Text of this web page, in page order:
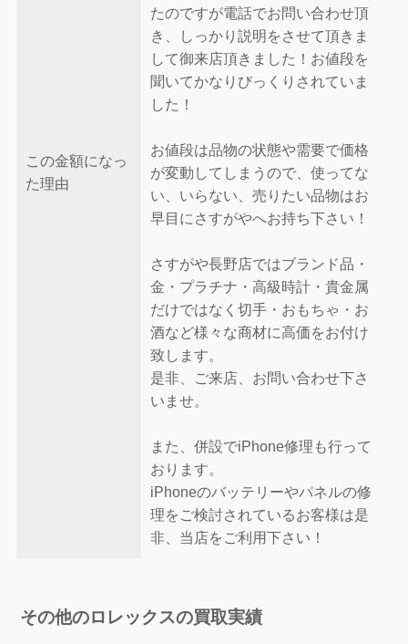
この金額になっ
た理由
たのですが電話でお問い合わせ頂
き、しっかり説明をさせて頂きま
して御来店頂きました！お値段を
聞いてかなりびっくりされていま
した！
お値段は品物の状態や需要で価格
が変動してしまうので、使ってな
い、いらない、売りたい品物はお
早目にさすがやへお持ち下さい！
さすがや長野店ではブランド品・
金・プラチナ・高級時計・貴金属
だけではなく切手・おもちゃ・お
酒など様々な商材に高価をお付け
致します。
是非、ご来店、お問い合わせ下さ
いませ。
また、併設でiPhone修理も行って
おります。
iPhoneのバッテリーやパネルの修
理をご検討されているお客様は是
非、当店をご利用下さい！
その他のロレックスの買取実績